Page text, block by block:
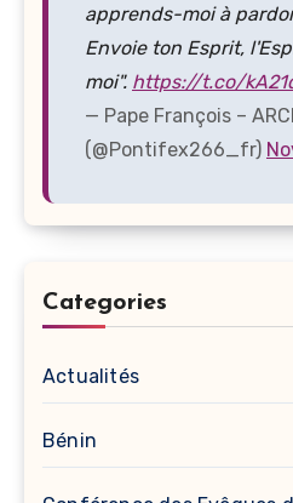
apprends-moi à
Envoie ton Esprit,
moi". https://t.co/
— Pape François –
(@Pontifex266_fr)
Categories
Actualités
Bénin